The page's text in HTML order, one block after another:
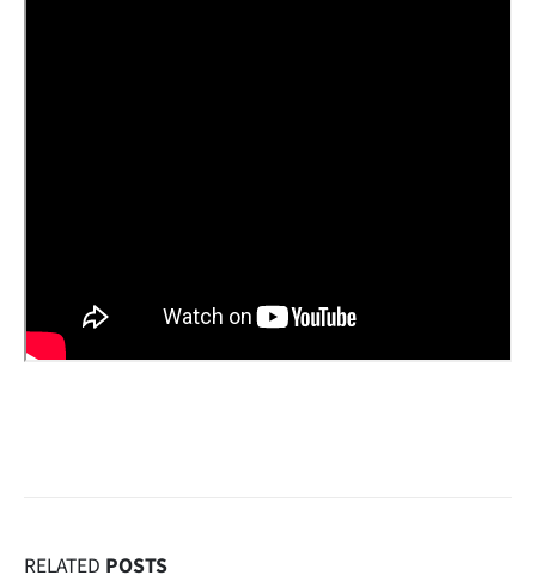
RELATED POSTS